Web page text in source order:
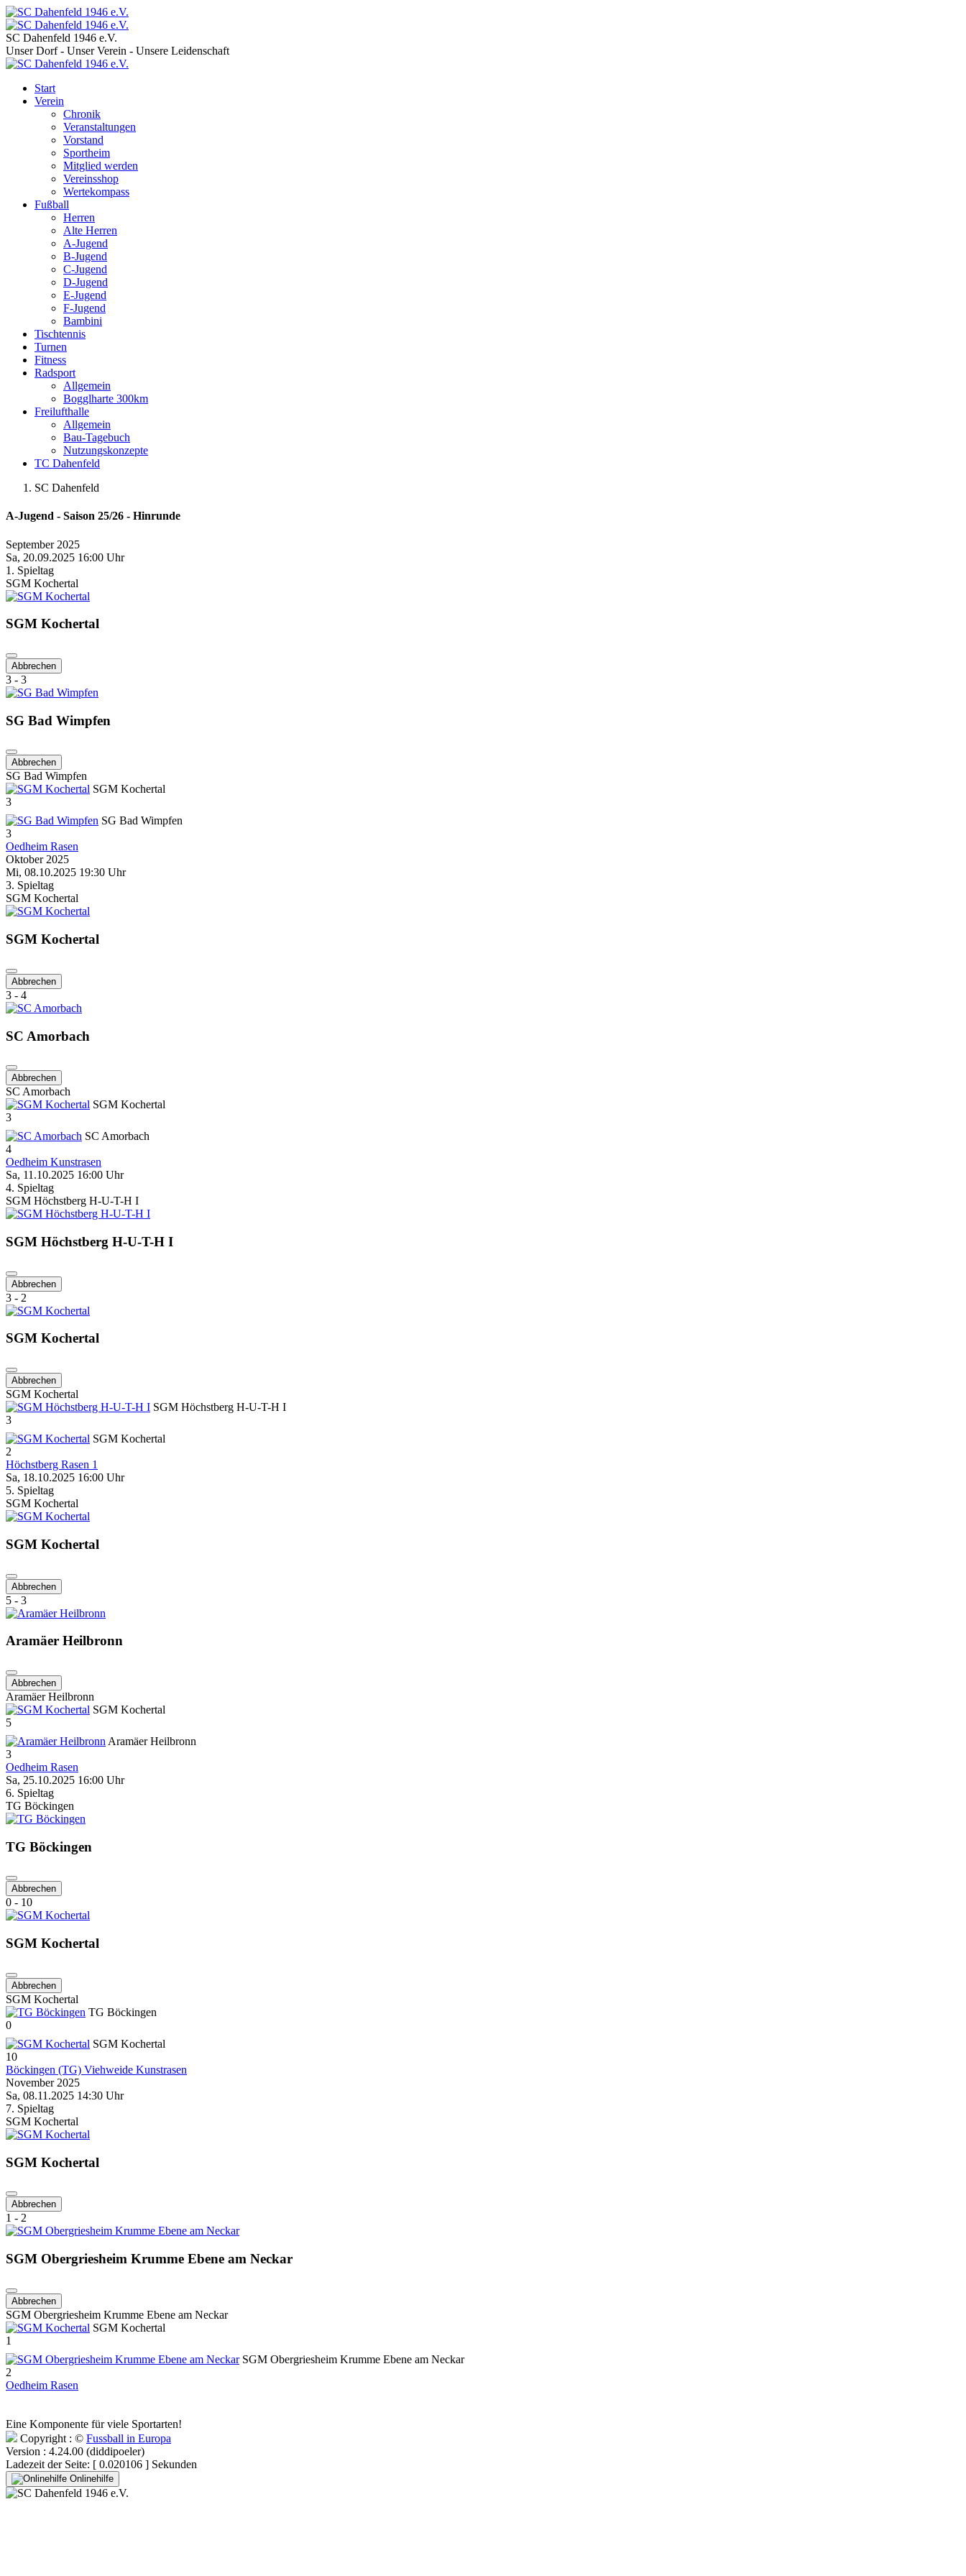
SC Dahenfeld 1946 e.V.
Unser Dorf - Unser Verein - Unsere Leidenschaft
Start
Verein
Chronik
Veranstaltungen
Vorstand
Sportheim
Mitglied werden
Vereinsshop
Wertekompass
Fußball
Herren
Alte Herren
A-Jugend
B-Jugend
C-Jugend
D-Jugend
E-Jugend
F-Jugend
Bambini
Tischtennis
Turnen
Fitness
Radsport
Allgemein
Bogglharte 300km
Freilufthalle
Allgemein
Bau-Tagebuch
Nutzungskonzepte
TC Dahenfeld
SC Dahenfeld
A-Jugend - Saison 25/26 - Hinrunde
September 2025
Sa, 20.09.2025 16:00 Uhr
1. Spieltag
SGM Kochertal
SGM Kochertal
Abbrechen
3 - 3
SG Bad Wimpfen
Abbrechen
SG Bad Wimpfen
SGM Kochertal
3
SG Bad Wimpfen
3
Oedheim Rasen
Oktober 2025
Mi, 08.10.2025 19:30 Uhr
3. Spieltag
SGM Kochertal
SGM Kochertal
Abbrechen
3 - 4
SC Amorbach
Abbrechen
SC Amorbach
SGM Kochertal
3
SC Amorbach
4
Oedheim Kunstrasen
Sa, 11.10.2025 16:00 Uhr
4. Spieltag
SGM Höchstberg H-U-T-H I
SGM Höchstberg H-U-T-H I
Abbrechen
3 - 2
SGM Kochertal
Abbrechen
SGM Kochertal
SGM Höchstberg H-U-T-H I
3
SGM Kochertal
2
Höchstberg Rasen 1
Sa, 18.10.2025 16:00 Uhr
5. Spieltag
SGM Kochertal
SGM Kochertal
Abbrechen
5 - 3
Aramäer Heilbronn
Abbrechen
Aramäer Heilbronn
SGM Kochertal
5
Aramäer Heilbronn
3
Oedheim Rasen
Sa, 25.10.2025 16:00 Uhr
6. Spieltag
TG Böckingen
TG Böckingen
Abbrechen
0 - 10
SGM Kochertal
Abbrechen
SGM Kochertal
TG Böckingen
0
SGM Kochertal
10
Böckingen (TG) Viehweide Kunstrasen
November 2025
Sa, 08.11.2025 14:30 Uhr
7. Spieltag
SGM Kochertal
SGM Kochertal
Abbrechen
1 - 2
SGM Obergriesheim Krumme Ebene am Neckar
Abbrechen
SGM Obergriesheim Krumme Ebene am Neckar
SGM Kochertal
1
SGM Obergriesheim Krumme Ebene am Neckar
2
Oedheim Rasen
Eine Komponente für viele Sportarten!
Copyright : © Fussball in Europa
Version : 4.24.00 (diddipoeler)
Ladezeit der Seite: [ 0.020106 ] Sekunden
Onlinehilfe